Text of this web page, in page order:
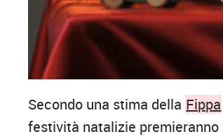
Secondo una stima della Fippa
festività natalizie